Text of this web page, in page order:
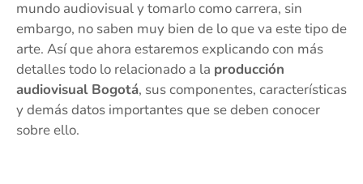
mundo audiovisual y tomarlo como carrera, sin
embargo, no saben muy bien de lo que va este tipo de
arte. Así que ahora estaremos explicando con más
detalles todo lo relacionado a la producción
audiovisual Bogotá, sus componentes, características
y demás datos importantes que se deben conocer
sobre ello.